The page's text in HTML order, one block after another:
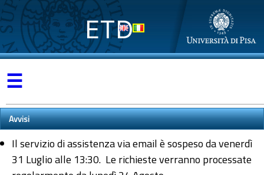
ETD
☰
Avvisi
Il servizio di assistenza via email è sospeso da venerdì
31 Luglio alle 13:30. Le richieste verranno processate